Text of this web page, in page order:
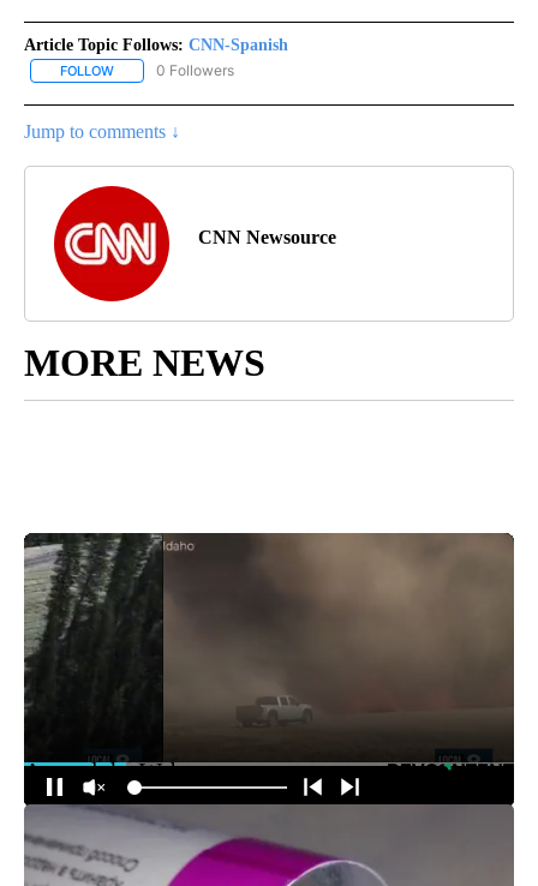
Article Topic Follows: CNN-Spanish
FOLLOW FOLLOW "CNN-SPANISH" TO RECEIVE NOTIFICATIONS ABOUT
0 Followers
Jump to comments ↓
CNN Newsource
MORE NEWS
Around the Web